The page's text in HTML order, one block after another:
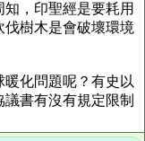
，印聖經是要耗用
樹木是會破壞環境
化問題呢？有史以
書有沒有規定限制